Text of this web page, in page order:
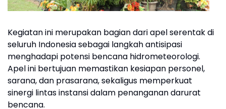
Kegiatan ini merupakan bagian dari apel serentak di
seluruh Indonesia sebagai langkah antisipasi
menghadapi potensi bencana hidrometeorologi.
Apel ini bertujuan memastikan kesiapan personel,
sarana, dan prasarana, sekaligus memperkuat
sinergi lintas instansi dalam penanganan darurat
bencana.